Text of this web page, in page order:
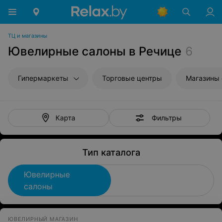
ТЦ и магазины
Ювелирные салоны в Речице 6
Гипермаркеты Торговые центры
Карта Фильтры
Тип каталога
Ювелирные
салоны
ЮВЕЛИРНЫЙ МАГАЗИН